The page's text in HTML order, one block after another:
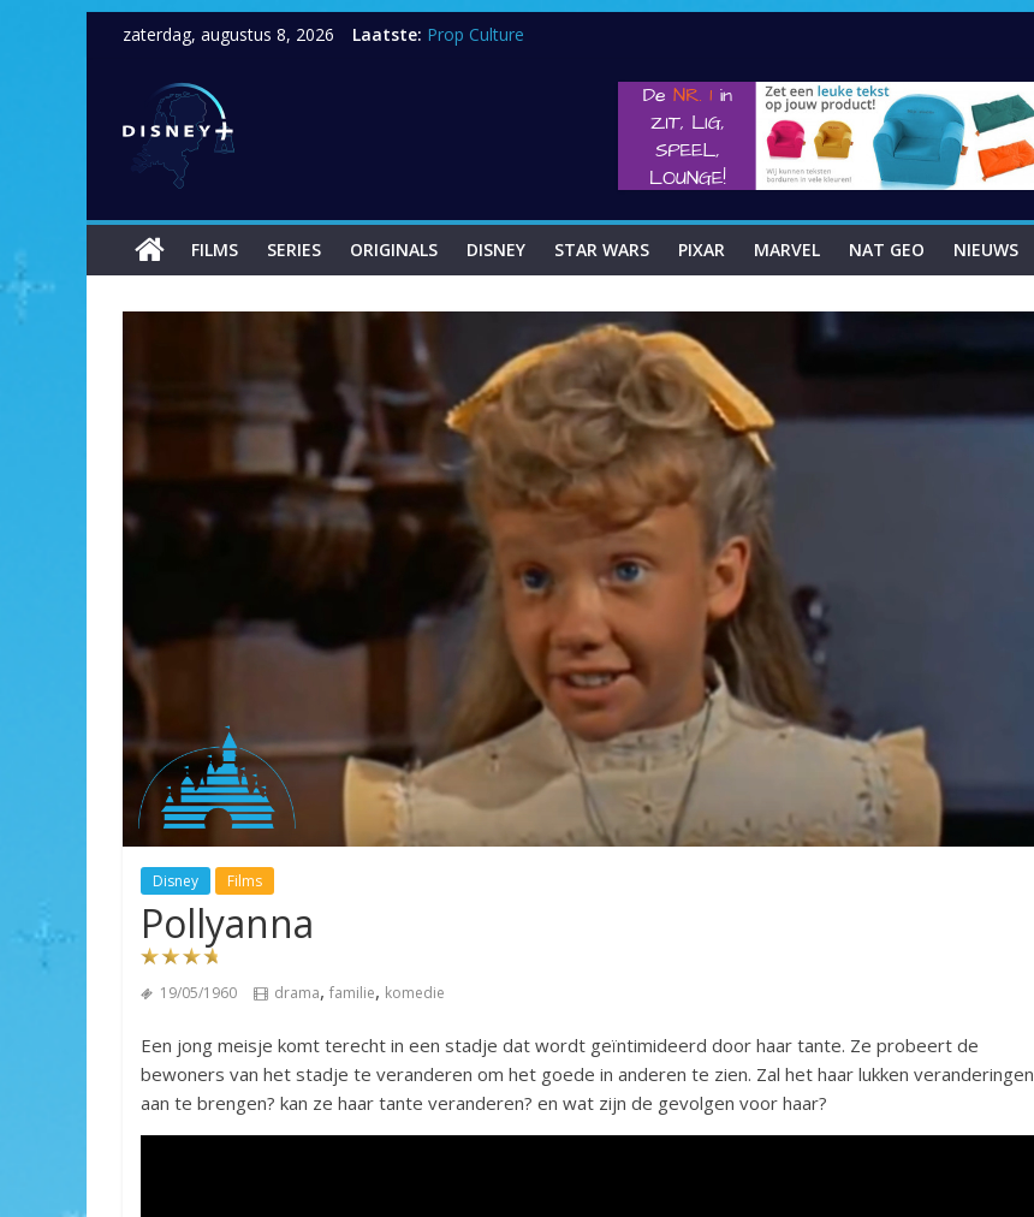
zaterdag, augustus 8, 2026 Laatste: Prop Culture
Tayler Swift: City of lover concert
FILMS SERIES ORIGINALS DISNEY STAR WARS PIXAR MARVEL NAT GEO NIEUWS
Disney Films
Pollyanna
19/05/1960 drama, familie, komedie
Een jong meisje komt terecht in een stadje dat wordt geïntimideerd door haar tante. Ze probeert de
bewoners van het stadje te veranderen om het goede in anderen te zien. Zal het haar lukken veranderingen
aan te brengen? kan ze haar tante veranderen? en wat zijn de gevolgen voor haar?